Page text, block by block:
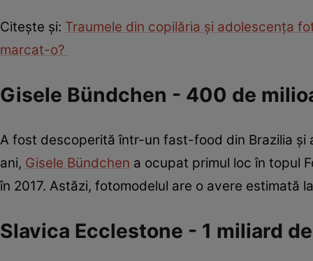
Citește și: Traumele din copilăria și adolescența
marcat-o?
Gisele Bündchen - 400 de
A fost descoperită într-un fast-food din Brazilia
ani, Gisele Bündchen a ocupat primul loc în topul
în 2017. Astăzi, fotomodelul are o avere estimată
Slavica Ecclestone - 1 miliard